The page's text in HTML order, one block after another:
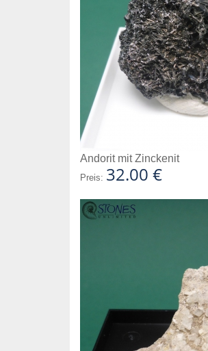
Andorit mit Zinckenit
Preis: 32.00 €